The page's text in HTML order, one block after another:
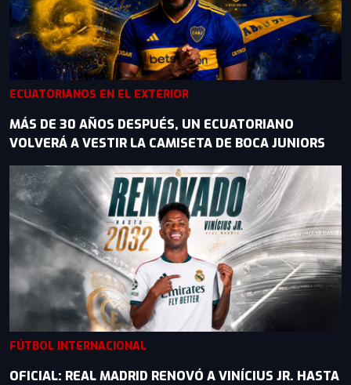
ECUATORIANOS EN EL EXTERIOR
MÁS DE 30 AÑOS DESPUÉS, UN ECUATORIANO
VOLVERÁ A VESTIR LA CAMISETA DE BOCA JUNIORS
FÚTBOL INTERNACIONAL
OFICIAL: REAL MADRID RENOVÓ A VINÍCIUS JR. HASTA